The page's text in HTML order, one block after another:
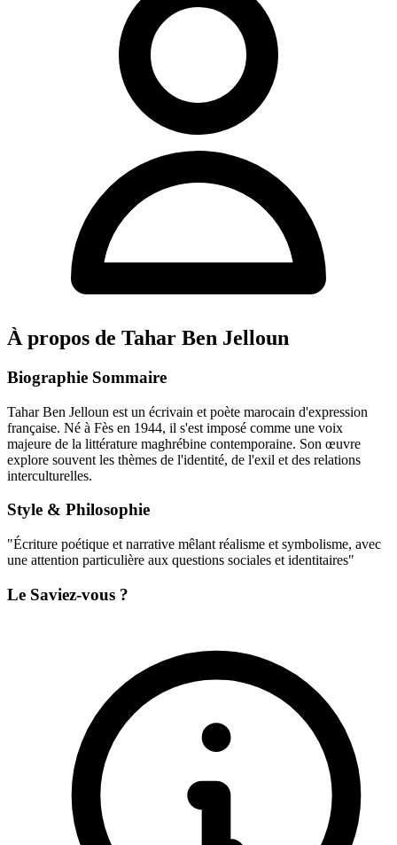
À propos de Tahar Ben Jelloun
Biographie Sommaire
Tahar Ben Jelloun est un écrivain et poète marocain d'expression
française. Né à Fès en 1944, il s'est imposé comme une voix
majeure de la littérature maghrébine contemporaine. Son œuvre
explore souvent les thèmes de l'identité, de l'exil et des relations
interculturelles.
Style & Philosophie
"Écriture poétique et narrative mêlant réalisme et symbolisme, avec
une attention particulière aux questions sociales et identitaires"
Le Saviez-vous ?